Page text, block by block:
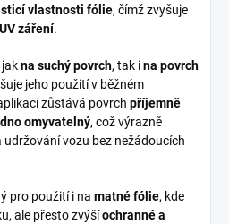
vlastnosti fólie, čímž zvyšuje
záření.
na suchý povrch, tak ina povrch
jeho použití v běžném
zůstává povrch příjemně
omyvatelný, což výrazně
vozu bez nežádoucích
pro použití i na matné fólie, kde
ale přesto zvýšíochranné a